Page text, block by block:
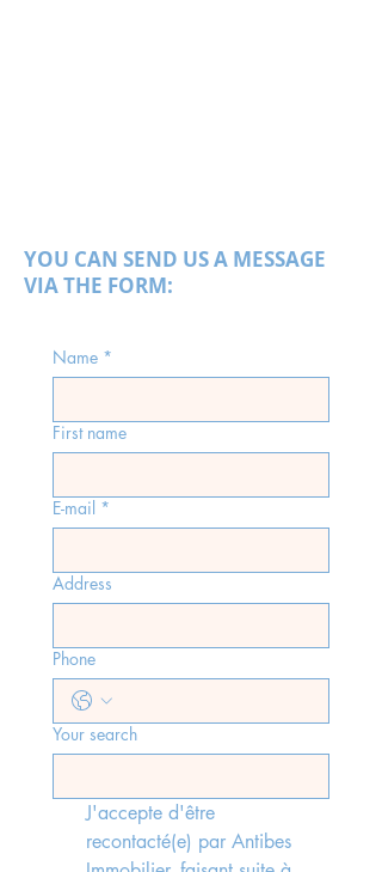
YOU CAN SEND US A MESSAGE
VIA THE FORM:
Name *
First name
E-mail *
Address
Phone
Your search
J'accepte d'être
recontacté(e) par Antibes